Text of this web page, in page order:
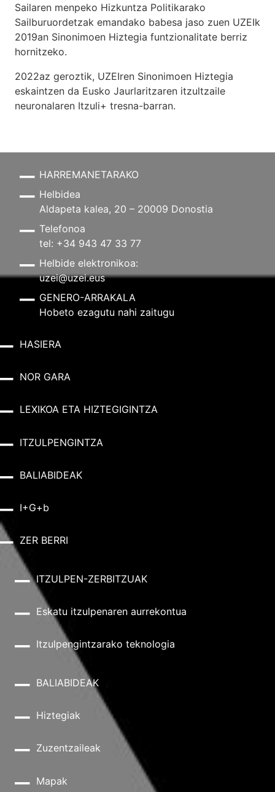
Sailaren menpeko Hizkuntza Politikarako
Sailburuordetzak emandako babesa jaso zuen UZEIk
2019an Sinonimoen Hiztegia funtzionalitate berriz
hornitzeko.
2022az geroztik, UZEIren Sinonimoen Hiztegia
eskaintzen da Eusko Jaurlaritzaren itzultzaile
neuronalaren Itzuli+ tresna-barran.
HARREMANETARAKO
Helbidea
Aldapeta kalea, 20 – 20009 Donostia
Telefonoa
tel: +34 943 47 33 77
Helbide elektronikoa:
uzei@uzei.eus
GENERO-ARRAKALA
Hobeto ezagutu nahi zaitugu
HASIERA
NOR GARA
LEXIKOA ETA HIZTEGIGINTZA
ITZULPENGINTZA
BALIABIDEAK
I+G+b
ZER BERRI
ITZULPEN-ZERBITZUAK
Eskatu itzulpenaren aurrekontua
Itzulpengintzarako teknologia
BALIABIDEAK
Hiztegiak
Zuzentzaileak
Mapak